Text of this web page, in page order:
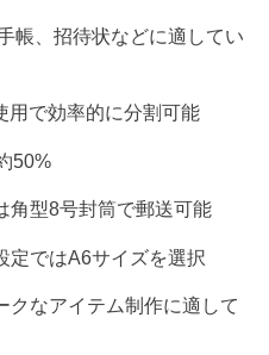
帳、招待状などに適してい
用で効率的に分割可能
50%
角型8号封筒で郵送可能
定ではA6サイズを選択
クなアイテム制作に適して